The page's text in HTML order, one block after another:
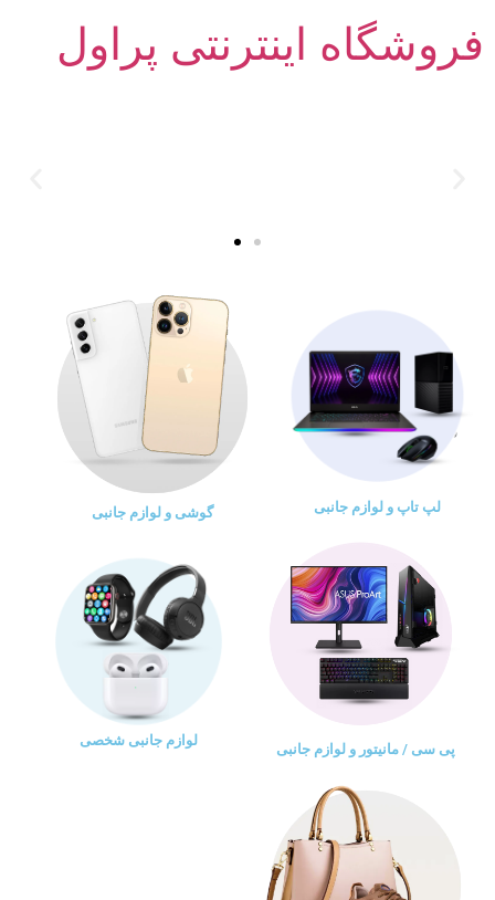
فروشگاه اینترنتی پراول
لپ تاپ و لوازم جانبی گوشی و لوازم جانبی
پی سی / مانیتور و لوازم جانبی
لوازم جانبی شخصی